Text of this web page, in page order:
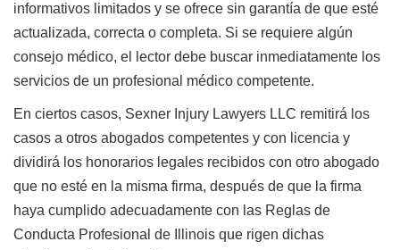
informativos limitados y se ofrece sin garantía de que esté
actualizada, correcta o completa. Si se requiere algún
consejo médico, el lector debe buscar inmediatamente los
servicios de un profesional médico competente.
En ciertos casos, Sexner Injury Lawyers LLC remitirá los
casos a otros abogados competentes y con licencia y
dividirá los honorarios legales recibidos con otro abogado
que no esté en la misma firma, después de que la firma
haya cumplido adecuadamente con las Reglas de
Conducta Profesional de Illinois que rigen dichas